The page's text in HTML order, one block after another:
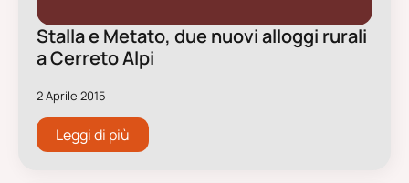
Stalla e Metato, due nuovi alloggi rurali
a Cerreto Alpi
2 Aprile 2015
Leggi di più